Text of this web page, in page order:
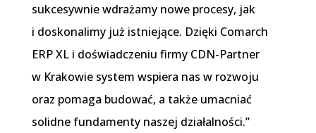
sukcesywnie wdrażamy nowe procesy, jak
i doskonalimy już istniejące. Dzięki Comarch
ERP XL i doświadczeniu firmy CDN-Partner
w Krakowie system wspiera nas w rozwoju
oraz pomaga budować, a także umacniać
solidne fundamenty naszej działalności.”